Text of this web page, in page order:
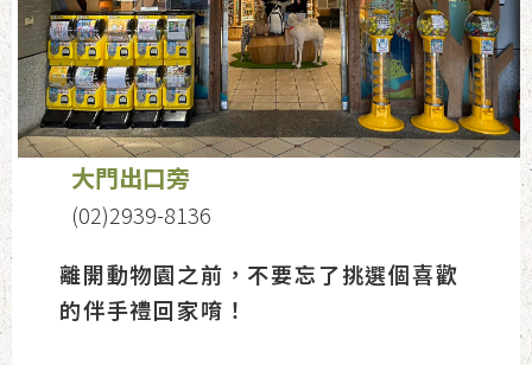
大門出口旁
(02)2939-8136
離開動物園之前，不要忘了挑選個喜歡
的伴手禮回家唷！